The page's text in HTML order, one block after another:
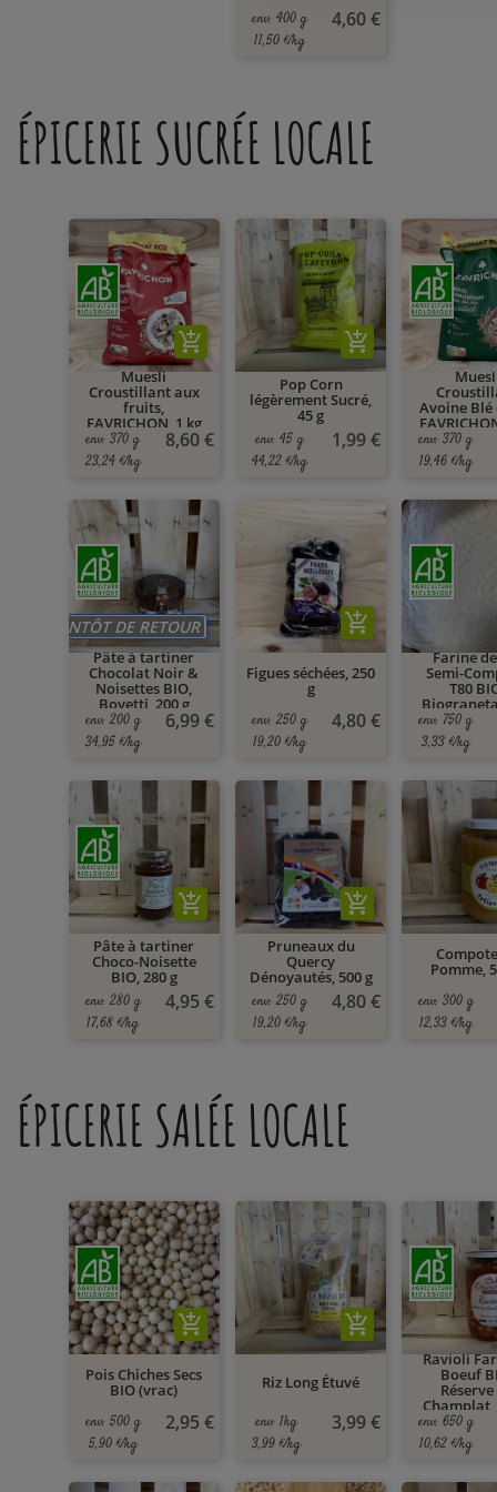
env. 400 g
11,50 €/kg
4,60 €
ÉPICERIE SUCRÉE LOCALE
Muesli
Croustillant aux
fruits,
FAVRICHON, 1 kg
add_shopping_cart
env. 370 g
23,24 €/kg
8,60 €
Pop Corn
légèrement Sucré,
45 g
add_shopping_cart
env. 45 g
44,22 €/kg
1,99 €
Avoine Blé
env. 370 g
19,46 €/kg
Pâte à tartiner
Chocolat Noir &
Noisettes BIO,
Bovetti, 200 g
BIENTÔT DE RETOUR
env. 200 g
34,95 €/kg
6,99 €
Figues séchées, 250
g
add_shopping_cart
env. 250 g
19,20 €/kg
4,80 €
Farine
Semi-
T80
env. 750 g
3,33 €/kg
Pâte à tartiner
Choco-Noisette
BIO, 280 g
add_shopping_cart
env. 280 g
17,68 €/kg
4,95 €
Pruneaux du
Quercy
Dénoyautés, 500 g
add_shopping_cart
env. 250 g
19,20 €/kg
4,80 €
Pomme,
env. 300 g
12,33 €/kg
ÉPICERIE SALÉE LOCALE
Pois Chiches Secs
BIO (vrac)
add_shopping_cart
env. 500 g
5,90 €/kg
2,95 €
Riz Long Étuvé
add_shopping_cart
env. 1kg
3,99 €/kg
3,99 €
Ravioli
Boeuf
Champlat,
env. 650 g
10,62 €/kg